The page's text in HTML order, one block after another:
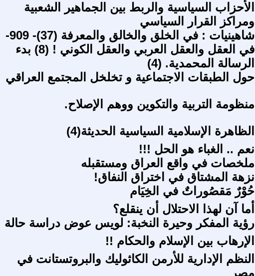
الأحزاب السياسية والربط بين الجماهير الشعبية
ومراكز القرار السياسي
شاهينيات : في الخلق والخالق والمعرفة (37)- 909-
في العقل والعقل العربي والعقل الكوني ! (8) بدء
الرسالة المحمدية. (4)
حول الطبقات الاجتماعية و تخلخل المجتمع العراقي
منظومة التربية والتكوين ووهم الإصلاح.
الظاهرة الإسلامية السياسية الحديثة(4)
نعم .. الغباء هو الحل !!!
ملخصات في واقع العراق ومستقبله
نزهة المشتاق في اختراق النفاق!
حُوْرٌ مَقصُوراتٌ في الخِيَام
أما آن لهذا الاحتلال أن ينقلع؟
رؤية المفكر وحيرة النخبة: لويس عوض دراسة حالة
الإرهاب بين الإسلام والحكام !!
النظم الإدارية للأرمن الكاثوليك والبروتستانت في
مصر